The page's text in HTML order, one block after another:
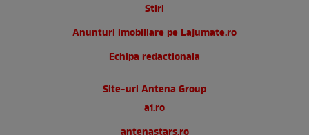
Stiri
Anunturi imobiliare pe Lajumate.ro
Echipa redactionala
Site-uri Antena Group
a1.ro